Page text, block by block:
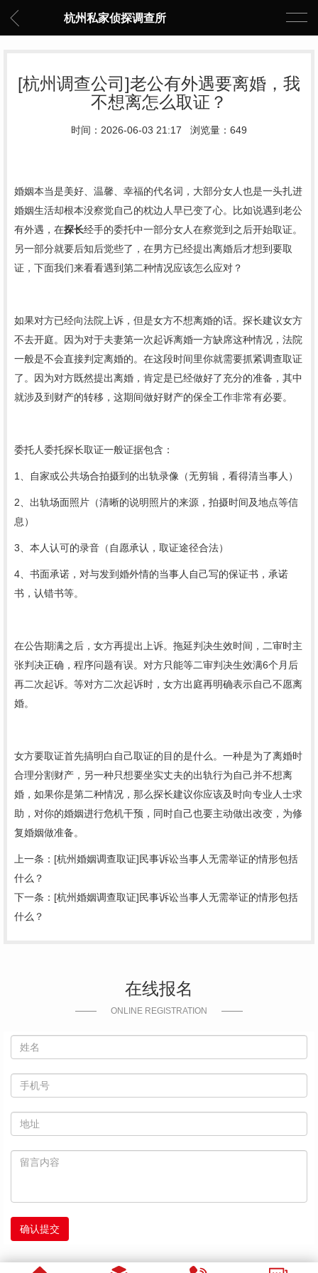
杭州私家侦探调查所
[杭州调查公司]老公有外遇要离婚，我
不想离怎么取证？
时间：2026-06-03 21:17 浏览量：649
婚姻本当是美好、温馨、幸福的代名词，大部分女人也是一头扎进
婚姻生活却根本没察觉自己的枕边人早已变了心。比如说遇到老公
有外遇，在探长经手的委托中一部分女人在察觉到之后开始取证。
另一部分就要后知后觉些了，在男方已经提出离婚后才想到要取
证，下面我们来看看遇到第二种情况应该怎么应对？
如果对方已经向法院上诉，但是女方不想离婚的话。探长建议女方
不去开庭。因为对于夫妻第一次起诉离婚一方缺席这种情况，法院
一般是不会直接判定离婚的。在这段时间里你就需要抓紧调查取证
了。因为对方既然提出离婚，肯定是已经做好了充分的准备，其中
就涉及到财产的转移，这期间做好财产的保全工作非常有必要。
委托人委托探长取证一般证据包含：
1、自家或公共场合拍摄到的出轨录像（无剪辑，看得清当事人）
2、出轨场面照片（清晰的说明照片的来源，拍摄时间及地点等信
息）
3、本人认可的录音（自愿承认，取证途径合法）
4、书面承诺，对与发到婚外情的当事人自己写的保证书，承诺
书，认错书等。
在公告期满之后，女方再提出上诉。拖延判决生效时间，二审时主
张判决正确，程序问题有误。对方只能等二审判决生效满6个月后
再二次起诉。等对方二次起诉时，女方出庭再明确表示自己不愿离
婚。
女方要取证首先搞明白自己取证的目的是什么。一种是为了离婚时
合理分割财产，另一种只想要坐实丈夫的出轨行为自己并不想离
婚，如果你是第二种情况，那么探长建议你应该及时向专业人士求
助，对你的婚姻进行危机干预，同时自己也要主动做出改变，为修
复婚姻做准备。
上一条： [杭州婚姻调查取证]民事诉讼当事人无需举证的情形包括
什么？
下一条： [杭州婚姻调查取证]民事诉讼当事人无需举证的情形包括
什么？
在线报名
ONLINE REGISTRATION